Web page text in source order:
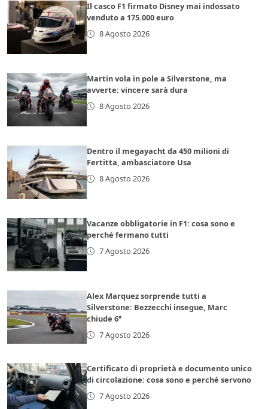
Il casco F1 firmato Disney mai indossato
venduto a 175.000 euro
8 Agosto 2026
Martin vola in pole a Silverstone, ma
avverte: vincere sarà dura
8 Agosto 2026
Dentro il megayacht da 450 milioni di
Fertitta, ambasciatore Usa
8 Agosto 2026
Vacanze obbligatorie in F1: cosa sono e
perché fermano tutti
7 Agosto 2026
Alex Marquez sorprende tutti a
Silverstone: Bezzecchi insegue, Marc
chiude 6°
7 Agosto 2026
Certificato di proprietà e documento unico
di circolazione: cosa sono e perché servono
7 Agosto 2026